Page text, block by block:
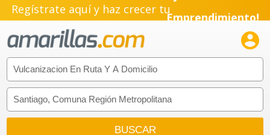
Regístrate aquí y haz crecer tuEmprendimiento!
